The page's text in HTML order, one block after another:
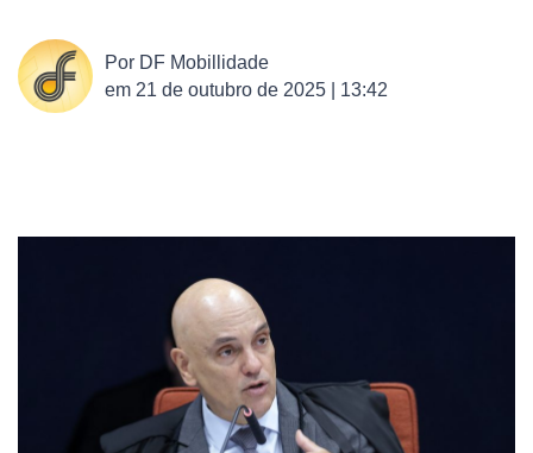
Por DF Mobillidade
em 21 de outubro de 2025 | 13:42